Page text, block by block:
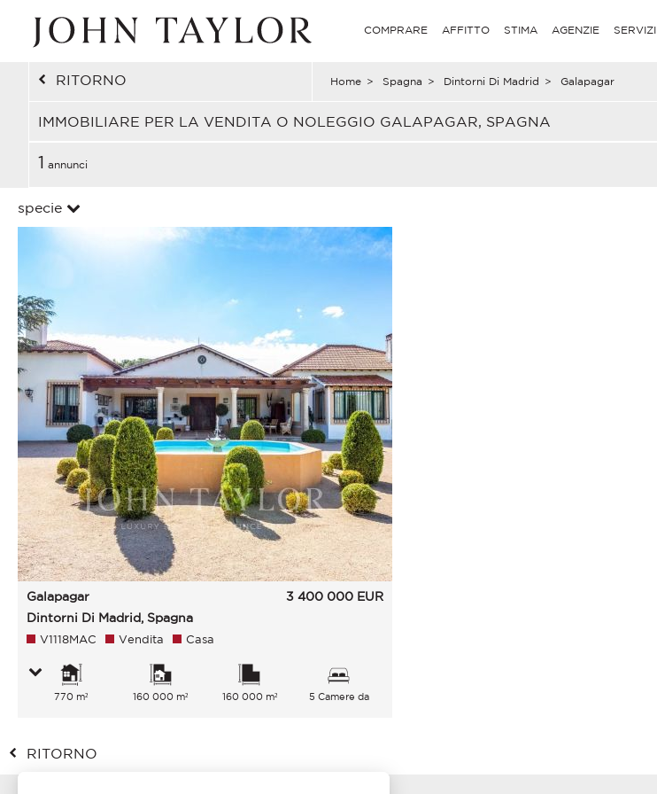
COMPRARE AFFITTO STIMA AGENZIE SERVIZI
RITORNO Home > Spagna > Dintorni Di Madrid > Galapagar
IMMOBILIARE PER LA VENDITA O NOLEGGIO GALAPAGAR, SPAGNA
1 annunci
specie
Galapagar
Dintorni Di Madrid, Spagna
3 400 000 EUR
V1118MAC Vendita Casa
770 m² 160 000 m² 160 000 m²
5 Camere da
RITORNO